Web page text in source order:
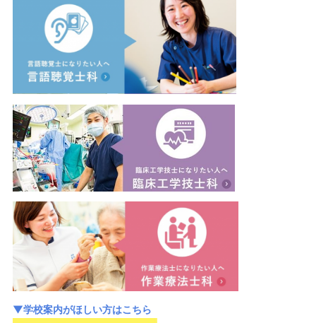
▼学校案内がほしい方はこちら